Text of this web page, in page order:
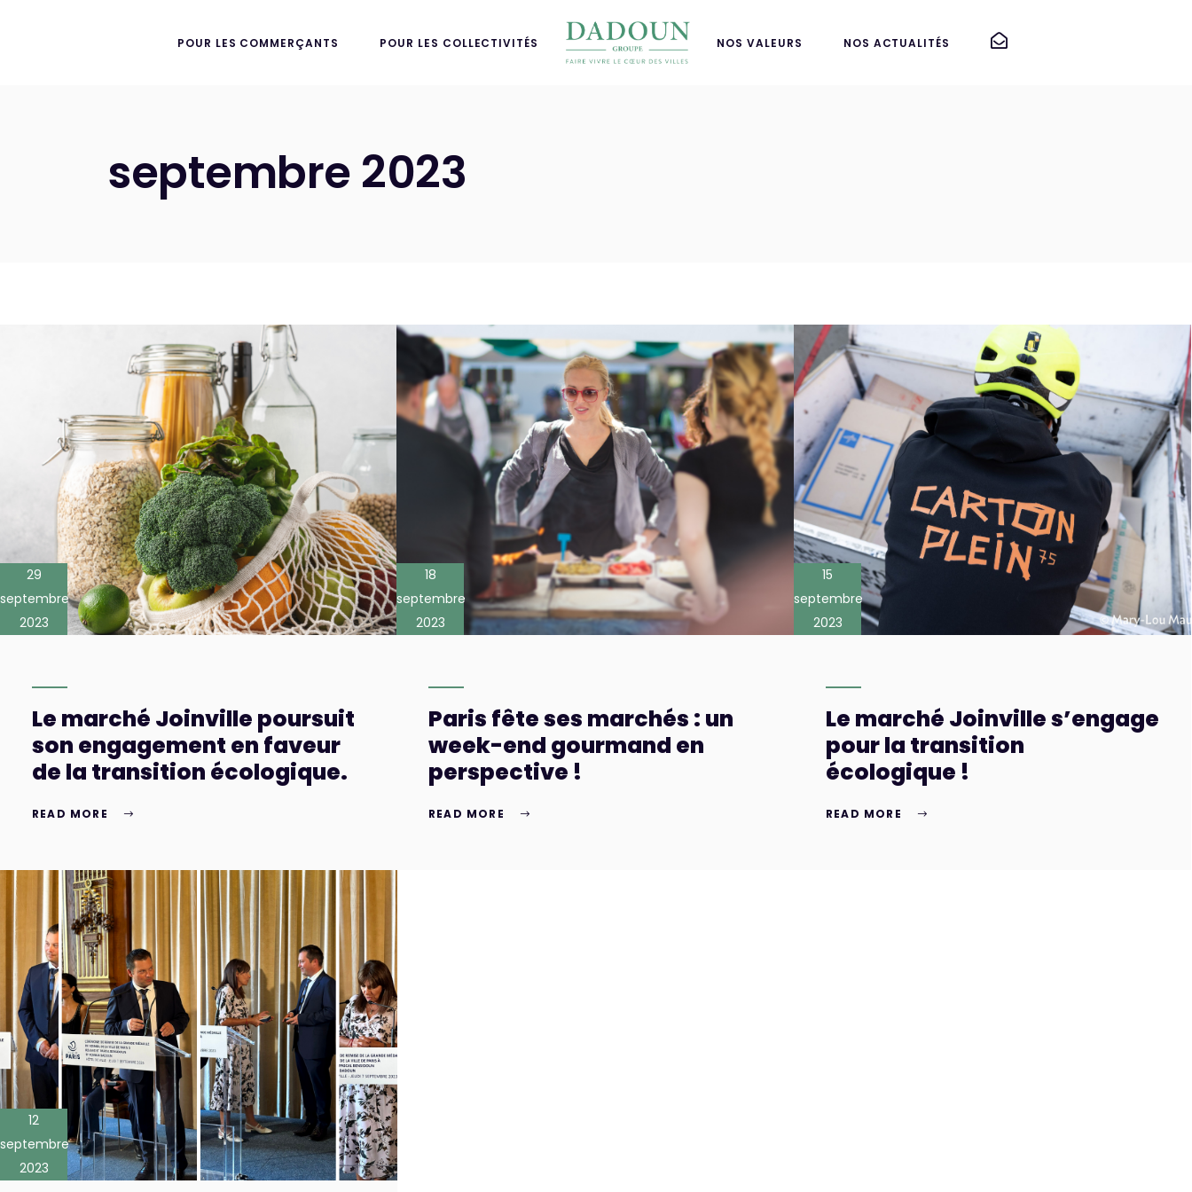
POUR LES COMMERÇANTS POUR LES COLLECTIVITÉS NOS VALEURS NOS ACTUALITÉS
septembre 2023
29
septembre
2023
Le marché Joinville poursuit
son engagement en faveur
de la transition écologique.
READ MORE
18
septembre
2023
Paris fête ses marchés : un
week-end gourmand en
perspective !
READ MORE
15
septembre
2023
Le marché Joinville s’engage
pour la transition
écologique !
READ MORE
12
septembre
2023